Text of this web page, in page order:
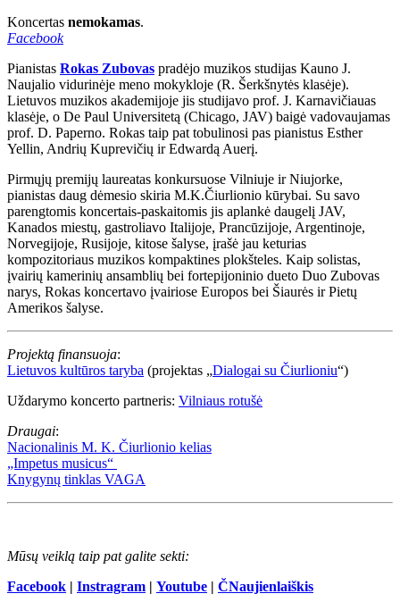
Koncertas nemokamas.
Facebook
Pianistas Rokas Zubovas pradėjo muzikos studijas Kauno J.
Naujalio vidurinėje meno mokykloje (R. Šerkšnytės klasėje).
Lietuvos muzikos akademijoje jis studijavo prof. J. Karnavičiauas
klasėje, o De Paul Universitetą (Chicago, JAV) baigė vadovaujamas
prof. D. Paperno. Rokas taip pat tobulinosi pas pianistus Esther
Yellin, Andrių Kuprevičių ir Edwardą Auerį.
Pirmųjų premijų laureatas konkursuose Vilniuje ir Niujorke,
pianistas daug dėmesio skiria M.K.Čiurlionio kūrybai. Su savo
parengtomis koncertais-paskaitomis jis aplankė daugelį JAV,
Kanados miestų, gastroliavo Italijoje, Prancūzijoje, Argentinoje,
Norvegijoje, Rusijoje, kitose šalyse, įrašė jau keturias
kompozitoriaus muzikos kompaktines plokšteles. Kaip solistas,
įvairių kamerinių ansamblių bei fortepijoninio dueto Duo Zubovas
narys, Rokas koncertavo įvairiose Europos bei Šiaurės ir Pietų
Amerikos šalyse.
Projektą finansuoja:
Lietuvos kultūros taryba (projektas „Dialogai su Čiurlioniu“)
Uždarymo koncerto partneris: Vilniaus rotušė
Draugai:
Nacionalinis M. K. Čiurlionio kelias
„Impetus musicus“
Knygynų tinklas VAGA
Mūsų veiklą taip pat galite sekti:
Facebook | Instragram | Youtube | ČNaujienlaiškis